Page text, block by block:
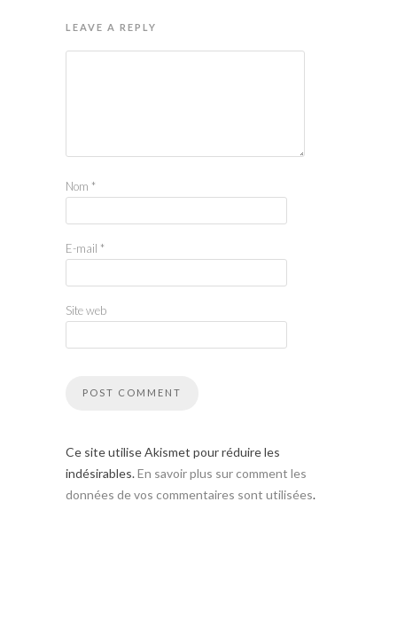
LEAVE A REPLY
Nom *
E-mail *
Site web
Ce site utilise Akismet pour réduire les
indésirables.En savoir plus sur comment les
données de vos commentaires sont utilisées.